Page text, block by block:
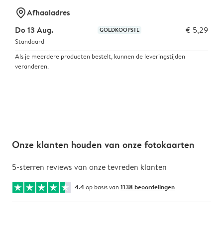
marker-pinAfhaaladres
Do 13 Aug.
GOEDKOOPSTE € 5,29
Standaard
Als je meerdere producten bestelt, kunnen de leveringstijden
veranderen.
Onze klanten houden van onze fotokaarten
5-sterren reviews van onze tevreden klanten
4.4op basis van 1138 beoordelingen